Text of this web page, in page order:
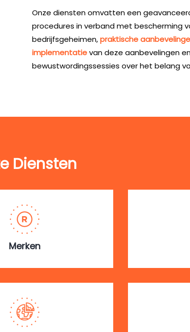
Onze diensten omvatten een
procedures in verband met bescherming
bedrijfsgeheimen,praktische
implementatievan deze aanbevelingen
bewustwordingssessies over het belang
Diensten
Merken